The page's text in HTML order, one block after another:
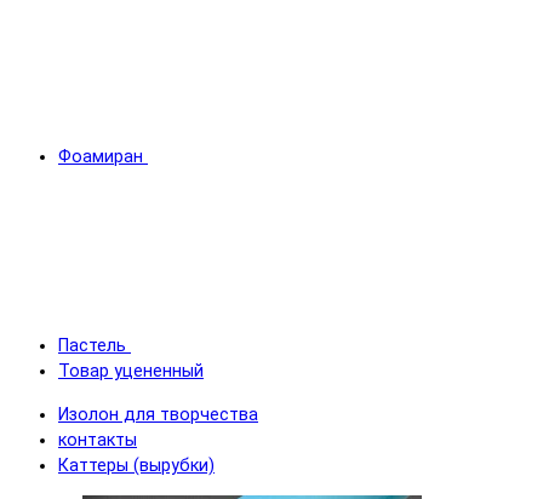
Фоамиран
Пастель
Товар уцененный
Изолон для творчества
контакты
Каттеры (вырубки)